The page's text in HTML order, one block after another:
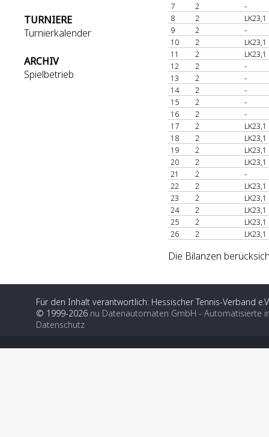
TURNIERE
Turnierkalender
ARCHIV
Spielbetrieb
7
2
-
8
2
LK23,1
9
2
-
10
2
LK23,1
11
2
LK23,1
12
2
-
13
2
-
14
2
-
15
2
-
16
2
-
17
2
LK23,1
18
2
LK23,1
19
2
LK23,1
20
2
LK23,1
21
2
-
22
2
LK23,1
23
2
LK23,1
24
2
LK23,1
25
2
LK23,1
26
2 LK23,1
Die Bilanzen
Für den Inhalt verantwortlich: Hessischer Tennis-Verband
© 1999-2026 nu Datenautomaten GmbH - Automatisierte
Datenschutz